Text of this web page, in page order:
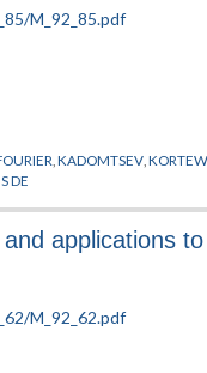
,KADOMTSEV ,
DE
applications